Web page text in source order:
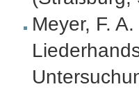
Meyer, F.